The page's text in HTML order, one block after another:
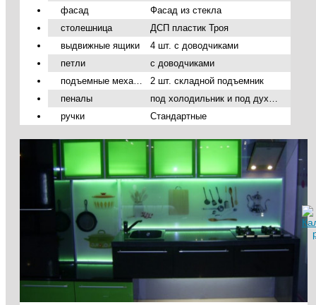
фасад
Фасад из стекла
столешница
ДСП пластик Троя
выдвижные ящики
4 шт. с доводчиками
петли
с доводчиками
подъемные механизмы
2 шт. складной подъемник
пеналы
под холодильник и под духовой шкаф
ручки
Стандартные